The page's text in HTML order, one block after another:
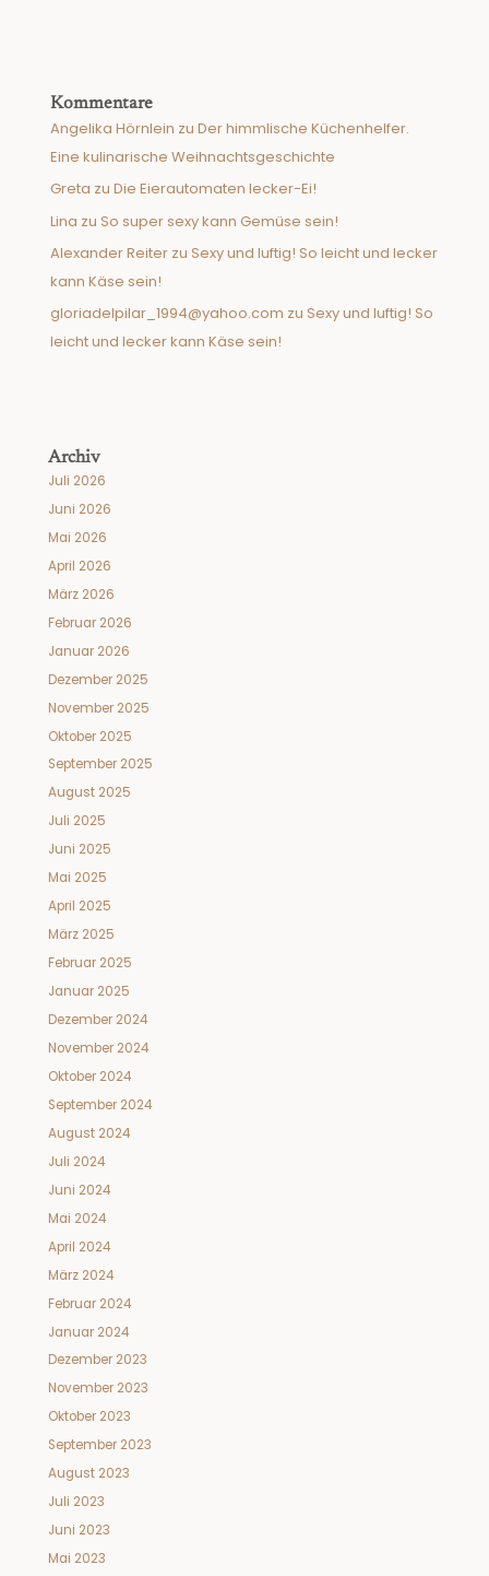
Kommentare
Angelika Hörnlein zu Der himmlische Küchenhelfer.
Eine kulinarische Weihnachtsgeschichte
Greta zu Die Eierautomaten lecker-Ei!
Lina zu So super sexy kann Gemüse sein!
Alexander Reiter zu Sexy und luftig! So leicht und lecker
kann Käse sein!
gloriadelpilar_1994@yahoo.com zu Sexy und luftig! So
leicht und lecker kann Käse sein!
Archiv
Juli 2026
Juni 2026
Mai 2026
April 2026
März 2026
Februar 2026
Januar 2026
Dezember 2025
November 2025
Oktober 2025
September 2025
August 2025
Juli 2025
Juni 2025
Mai 2025
April 2025
März 2025
Februar 2025
Januar 2025
Dezember 2024
November 2024
Oktober 2024
September 2024
August 2024
Juli 2024
Juni 2024
Mai 2024
April 2024
März 2024
Februar 2024
Januar 2024
Dezember 2023
November 2023
Oktober 2023
September 2023
August 2023
Juli 2023
Juni 2023
Mai 2023